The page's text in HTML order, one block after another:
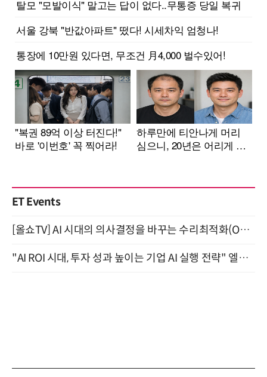
ET Events
[올쇼TV] AI 시대의 의사결정을 바꾸는 수리최적화(Optimization) 소개 (8/20 생방송)
"AI ROI 시대, 투자 성과 높이는 기업 AI 실행 전략" 엘타워 6층 (9월 18일)